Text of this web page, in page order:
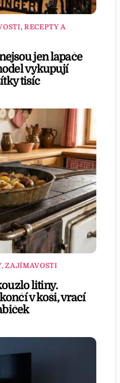
, RECEPTY A
jen lapače
vykupují
tisíc
ZAJÍMAVOSTI
litiny.
v koši, vrací